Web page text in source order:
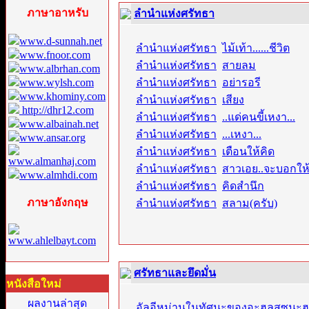
ภาษาอาหรับ
www.d-sunnah.net
www.fnoor.com
www.albrhan.com
www.wylsh.com
www.khominy.com
http://dhr12.com
www.albainah.net
www.ansar.org
www.almanhaj.com
www.almhdi.com
ภาษาอังกฤษ
www.ahlelbayt.com
หนังสือใหม่
ผลงานล่าสุด
ลำนำแห่งศรัทธา
ลำนำแห่งศรัทธา:ไม้เท้า......ชีวิต
ลำนำแห่งศรัทธา: สายลม
ลำนำแห่งศรัทธา: อย่ารอรี
ลำนำแห่งศรัทธา: เสียง
ลำนำแห่งศรัทธา: ..แด่คนขี้เหงา...
ลำนำแห่งศรัทธา: ...เหงา...
ลำนำแห่งศรัทธา: เตือนให้คิด
ลำนำแห่งศรัทธา: สาวเอย..จะบอกให้
ลำนำแห่งศรัทธา: คิดสำนึก
ลำนำแห่งศรัทธา: สลาม(ครับ)
ศรัทธาและยึดมั่น